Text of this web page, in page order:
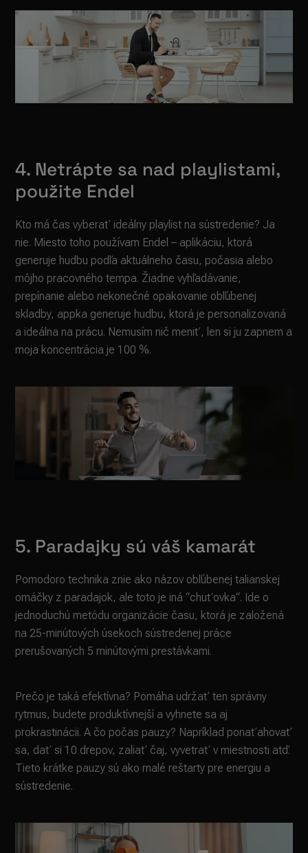
4. Netrápte sa nad playlistami,
použite Endel
Kto má čas vyberať ideálny playlist na sústredenie? Ja
nie. Miesto toho používam Endel – aplikáciu, ktorá
generuje hudbu podľa aktuálneho času, počasia alebo
môjho pracovného tempa. Žiadne vyhľadávanie,
prepínanie alebo nekonečné opakovanie obľúbenej
skladby, appka generuje hudbu, ktorá je personalizovaná
a ideálna na prácu. Nemusím nič meniť, len si ju zapnem a
moja koncentrácia je 100 %.
5. Paradajky sú váš kamarát
Pomodoro technika znie ako názov obľúbenej talianskej
omáčky z paradajok, ale toto je iná “chuťovka“. Ide o
jednoduchú metódu organizácie času, ktorá je založená
na 25-minútových úsekoch sústredenej práce
prerušovaných 5 minútovými prestávkami.
Prečo je taká efektívna? Pomáha udržať ten správny
rytmus, budete produktívnejší a vyhnete sa aj
prokrastinácii. A čo počas pauzy? Napríklad ponaťahovať
sa, dať si 10 drepov, zaliať čaj, vyvetrať v miestnosti atď.
Tieto krátke pauzy sú ako malé reštarty pre energiu a
sústredenie.